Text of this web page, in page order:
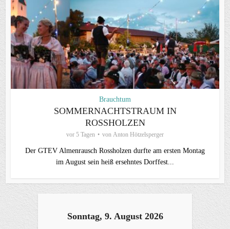
Brauchtum
SOMMERNACHTSTRAUM IN
ROSSHOLZEN
vor 5 Tagen von Anton Hötzelsperger
Der GTEV Almenrausch Rossholzen durfte am ersten Montag
im August sein heiß ersehntes Dorffest...
Sonntag, 9. August 2026